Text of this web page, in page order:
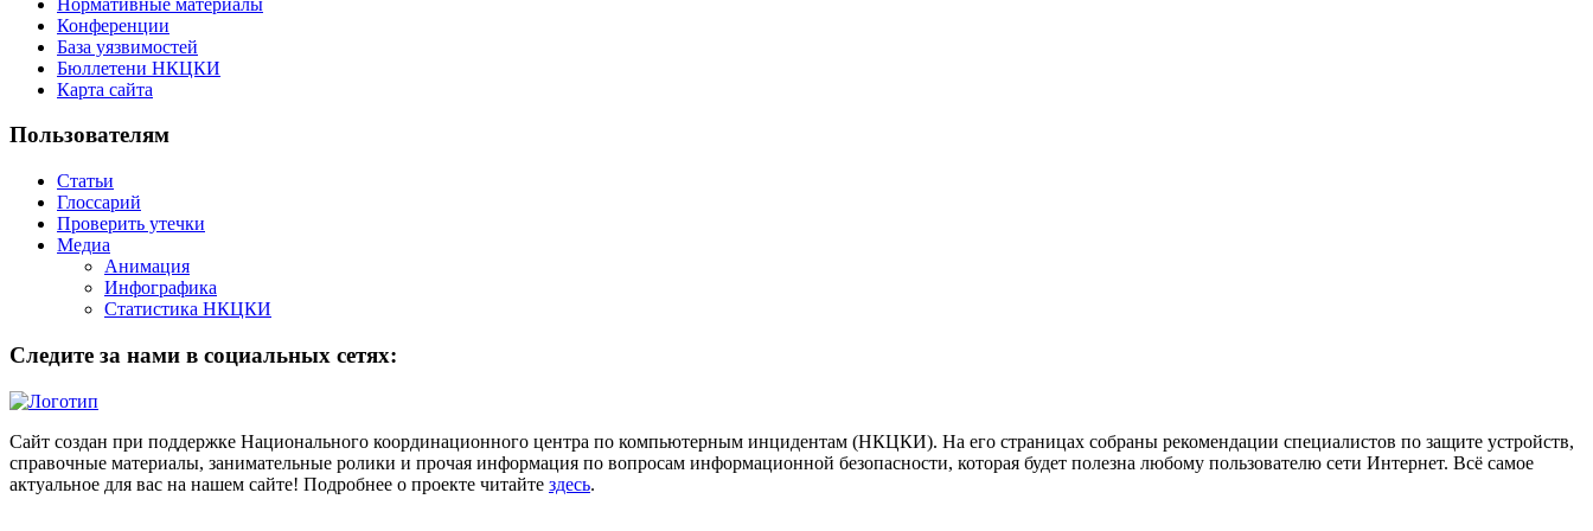
Конференции
База уязвимостей
Бюллетени НКЦКИ
Карта сайта
Пользователям
Статьи
Глоссарий
Проверить утечки
Медиа
Анимация
Инфографика
Статистика НКЦКИ
Следите за нами в социальных сетях:
Сайт создан при поддержке Национального координационного центра по компьютерным инцидентам (НКЦКИ). На его страницах собраны рекомендации специалистов по защите устройств,
справочные материалы, занимательные ролики и прочая информация по вопросам информационной безопасности, которая будет полезна любому пользователю сети Интернет. Всё самое
актуальное для вас на нашем сайте! Подробнее о проекте читайте здесь.